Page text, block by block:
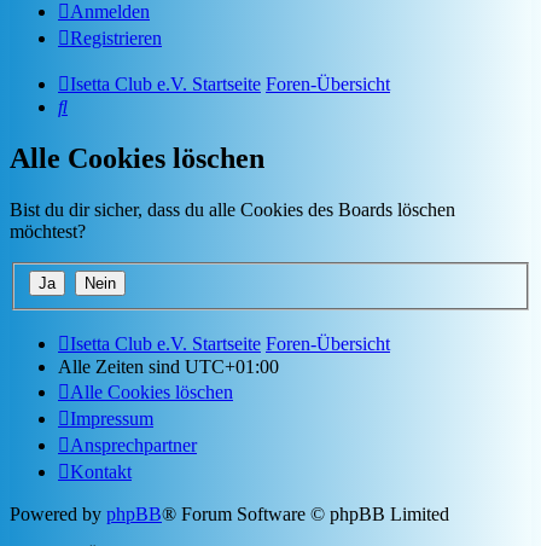
Anmelden
Registrieren
Isetta Club e.V. Startseite Foren-Übersicht
Suche
Alle Cookies löschen
Bist du dir sicher, dass du alle Cookies des Boards löschen
möchtest?
Isetta Club e.V. Startseite Foren-Übersicht
Alle Zeiten sind UTC+01:00
Alle Cookies löschen
Impressum
Ansprechpartner
Kontakt
Powered by phpBB® Forum Software © phpBB Limited